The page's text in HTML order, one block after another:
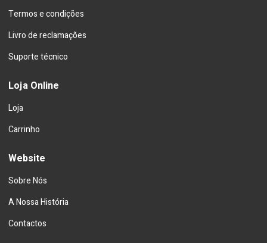
Termos e condições
Livro de reclamações
Suporte técnico
Loja Online
Loja
Carrinho
Website
Sobre Nós
A Nossa História
Contactos